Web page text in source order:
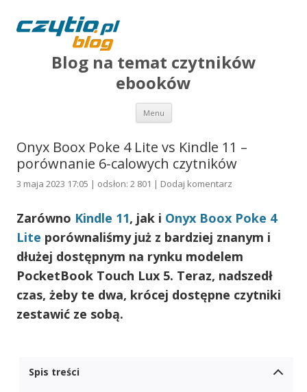
Blog na temat czytników
ebooków
Menu Przejdź do treści
Onyx Boox Poke 4 Lite vs Kindle 11 –
porównanie 6-calowych czytników
3 maja 2023 17:05 | odsłon: 2 801 | Dodaj komentarz
Zarówno Kindle 11, jak i Onyx Boox Poke 4
Lite porównaliśmy już z bardziej znanym i
dłużej dostępnym na rynku modelem
PocketBook Touch Lux 5. Teraz, nadszedł
czas, żeby te dwa, krócej dostępne czytniki
zestawić ze sobą.
Spis treści